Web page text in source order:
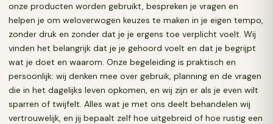
onze producten worden gebruikt, bespreken je vragen en
helpen je om weloverwogen keuzes te maken in je eigen tempo,
zonder druk en zonder dat je je ergens toe verplicht voelt. Wij
vinden het belangrijk dat je je gehoord voelt en dat je begrijpt
wat je doet en waarom. Onze begeleiding is praktisch en
persoonlijk: wij denken mee over gebruik, planning en de vragen
die in het dagelijks leven opkomen, en wij zijn er als je even wilt
sparren of twijfelt. Alles wat je met ons deelt behandelen wij
vertrouwelijk, en jij bepaalt zelf hoe uitgebreid of hoe rustig een